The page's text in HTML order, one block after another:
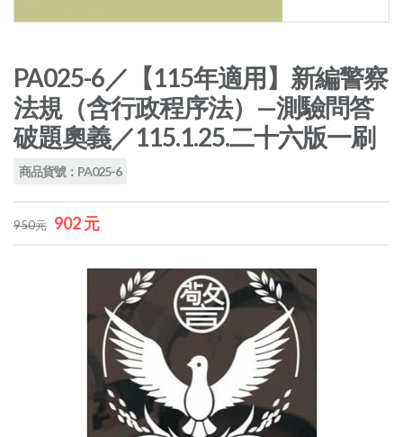
PA025-6／【115年適用】新編警察
法規（含行政程序法）—測驗問答
破題奧義／115.1.25.二十六版一刷
商品貨號：PA025-6
950元 902 元